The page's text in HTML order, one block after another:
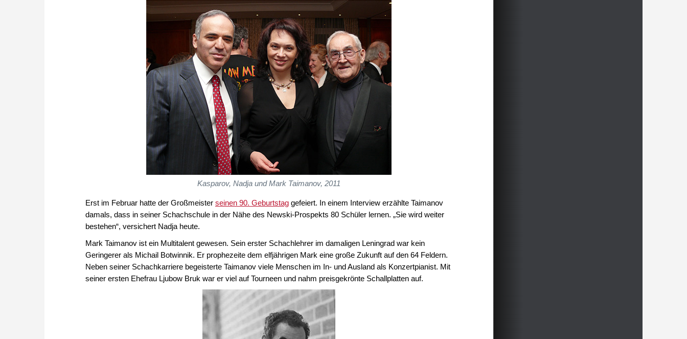
Kasparov, Nadja und Mark Taimanov, 2011
Erst im Februar hatte der Großmeister seinen 90. Geburtstag gefeiert. In einem Interview erzählte Taimanov
damals, dass in seiner Schachschule in der Nähe des Newski-Prospekts 80 Schüler lernen. „Sie wird weiter
bestehen“, versichert Nadja heute.
Mark Taimanov ist ein Multitalent gewesen. Sein erster Schachlehrer im damaligen Leningrad war kein
Geringerer als Michail Botwinnik. Er prophezeite dem elfjährigen Mark eine große Zukunft auf den 64 Feldern.
Neben seiner Schachkarriere begeisterte Taimanov viele Menschen im In- und Ausland als Konzertpianist. Mit
seiner ersten Ehefrau Ljubow Bruk war er viel auf Tourneen und nahm preisgekrönte Schallplatten auf.